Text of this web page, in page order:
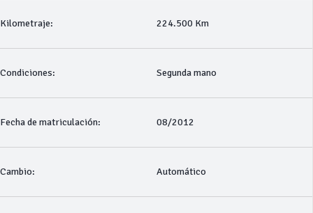
Kilometraje: 224.500 Km
Condiciones: Segunda mano
Fecha de matriculación: 08/2012
Cambio: Automático